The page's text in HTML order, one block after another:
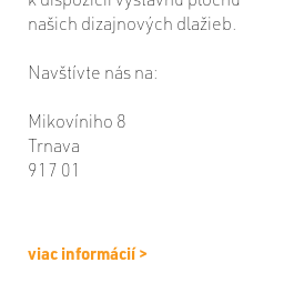
našich dizajnových dlažieb.
Navštívte nás na:
Mikovíniho 8
Trnava
917 01
viac informácií >